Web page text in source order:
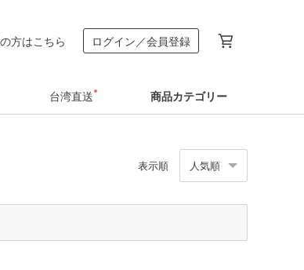
方はこちら ログイン／会員登録
台湾直送 商品カテゴリー
表示順 人気順